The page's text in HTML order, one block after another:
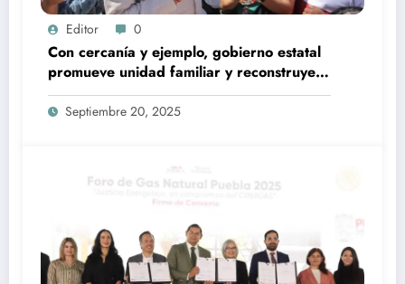
Editor 0
Con cercanía y ejemplo, gobierno estatal
promueve unidad familiar y reconstruye
tejido social
Septiembre 20, 2025